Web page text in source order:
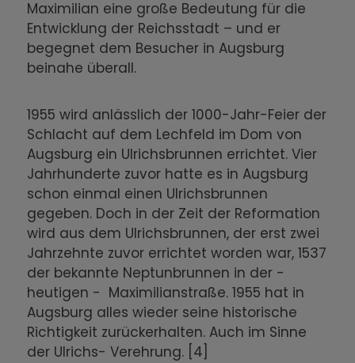
Maximilian eine große Bedeutung für die
Entwicklung der Reichsstadt – und er
begegnet dem Besucher in Augsburg
beinahe überall.
1955 wird anlässlich der 1000-Jahr-Feier der
Schlacht auf dem Lechfeld im Dom von
Augsburg ein Ulrichsbrunnen errichtet. Vier
Jahrhunderte zuvor hatte es in Augsburg
schon einmal einen Ulrichsbrunnen
gegeben. Doch in der Zeit der Reformation
wird aus dem Ulrichsbrunnen, der erst zwei
Jahrzehnte zuvor errichtet worden war, 1537
der bekannte Neptunbrunnen in der -
heutigen - Maximilianstraße. 1955 hat in
Augsburg alles wieder seine historische
Richtigkeit zurückerhalten. Auch im Sinne
der Ulrichs- Verehrung. [4]